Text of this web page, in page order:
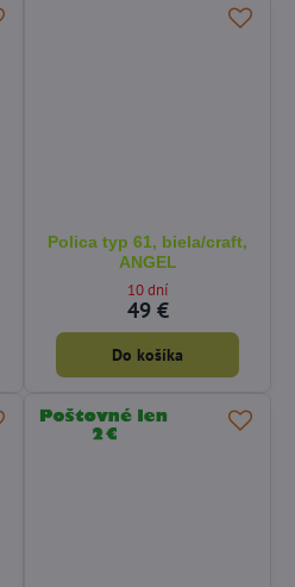
Polica typ 61, biela/craft,
ANGEL
10 dní
49 €
Do košíka